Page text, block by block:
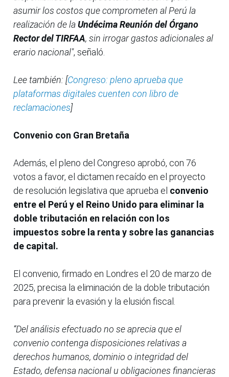
asumir los costos que comprometen al Perú la
realización de laUndécima Reunión del Órgano
Rector del TIRFAA, sin irrogar gastos adicionales al
erario nacional", señaló.
Lee también: [Congreso: pleno aprueba que
plataformas digitales cuenten con libro de
reclamaciones]
Convenio con Gran Bretaña
Además, el pleno del Congreso aprobó, con 76
votos a favor, el dictamen recaído en el proyecto
de resolución legislativa que aprueba el convenio
entre el Perú y el Reino Unido para eliminar la
doble tributación en relación con los
impuestos sobre la renta y sobre las ganancias
de capital.
El convenio, firmado en Londres el 20 de marzo de
2025, precisa la eliminación de la doble tributación
para prevenir la evasión y la elusión fiscal.
“Del análisis efectuado no se aprecia que el
convenio contenga disposiciones relativas a
derechos humanos, dominio o integridad del
Estado, defensa nacional u obligaciones financieras